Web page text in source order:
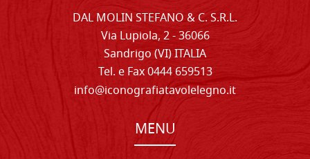
DAL MOLIN STEFANO & C. S.R.L.
Via Lupiola, 2 - 36066
Sandrigo (VI) ITALIA
Tel. e Fax 0444 659513
info@iconografiatavolelegno.it
MENU